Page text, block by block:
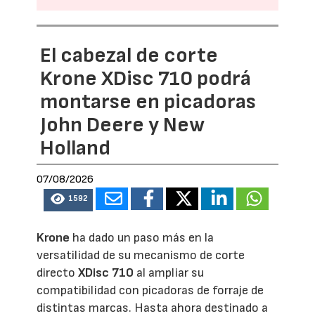
El cabezal de corte
Krone XDisc 710 podrá
montarse en picadoras
John Deere y New
Holland
07/08/2026
1592
Krone ha dado un paso más en la
versatilidad de su mecanismo de corte
directoXDisc 710 al ampliar su
compatibilidad con picadoras de forraje de
distintas marcas. Hasta ahora destinado a